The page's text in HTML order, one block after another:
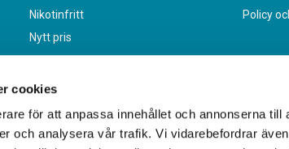
cookies
för att anpassa innehållet och annonserna till
och analysera vår trafik. Vi vidarebefordrar
Nikotinfritt
Nytt pris
Policy